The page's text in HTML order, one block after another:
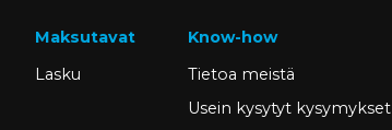
Maksutavat
Lasku
Know-how
Tietoa meistä
Usein kysytyt kysymykset